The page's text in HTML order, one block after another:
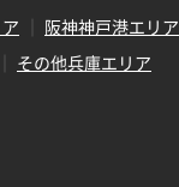
阪神神戸港エリア
その他兵庫エリア